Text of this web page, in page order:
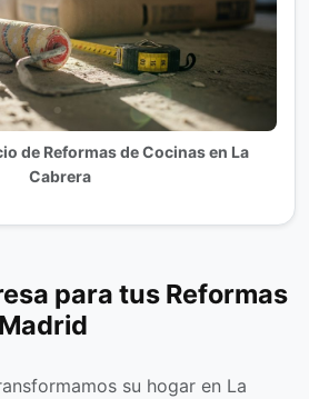
de Reformas de Cocinas en La
Cabrera
para tus Reformas
su hogar en La